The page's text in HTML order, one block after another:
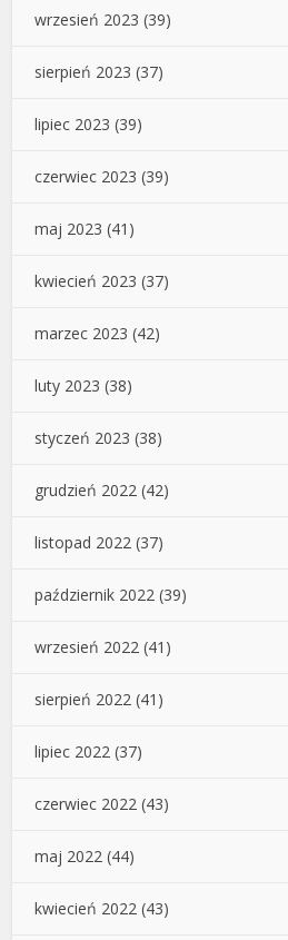
wrzesień 2023 (39)
sierpień 2023 (37)
lipiec 2023 (39)
czerwiec 2023 (39)
maj 2023 (41)
kwiecień 2023 (37)
marzec 2023 (42)
luty 2023 (38)
styczeń 2023 (38)
grudzień 2022 (42)
listopad 2022 (37)
październik 2022 (39)
wrzesień 2022 (41)
sierpień 2022 (41)
lipiec 2022 (37)
czerwiec 2022 (43)
maj 2022 (44)
kwiecień 2022 (43)